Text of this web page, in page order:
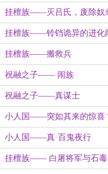
挂檀族——灭吕氏，废除奴
挂檀族——铃铛诡异的进化
挂檀族——搬救兵
祝融之子—— 闹族
祝融之子——真谋士
小人国——突如其来的惊喜
吓？
小人国——真·百鬼夜行
挂檀族—— 白屠将军与石毒